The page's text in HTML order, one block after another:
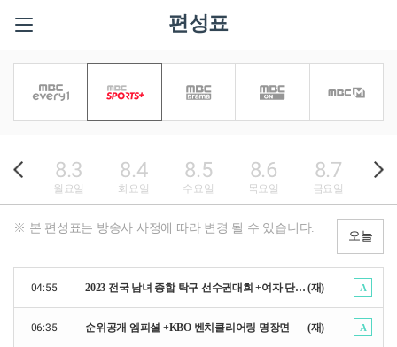
편성표
8.3
월요일
8.4
화요일
8.5
수요일
8.6
목요일
8.7
금요일
※ 본 편성표는 방송사 사정에 따라 변경 될 수 있습니다.
오늘
04:55 2023 전국 남녀 종합 탁구 선수권대회 +여자 단식 준결승, 결승 (재) A
06:35 순위공개 엠피셜 +KBO 벤치클리어링 명장면 (재) A